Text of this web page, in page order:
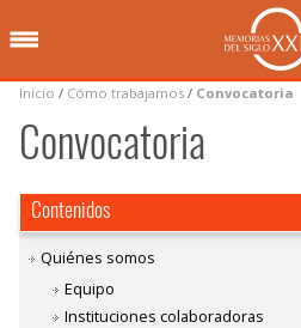
Inicio / Cómo trabajamos / Convocatoria
Convocatoria
Contenidos
Quiénes somos
Equipo
Instituciones colaboradoras